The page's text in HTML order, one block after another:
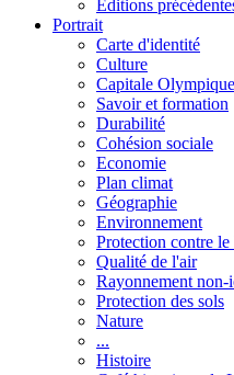
Editions
Portrait
Carte d'identité
Culture
Capitale Olympique
Savoir et formation
Durabilité
Cohésion sociale
Economie
Plan climat
Géographie
Environnement
Protection contre
Qualité de l'air
Rayonnement non-
Protection des sols
Nature
...
Histoire